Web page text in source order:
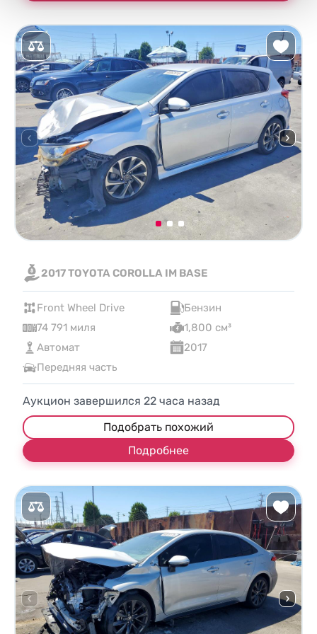
2017 TOYOTA COROLLA IM BASE
Front Wheel Drive
Бензин
74 791 миля
1,800 см³
Автомат
2017
Передняя часть
Аукцион завершился 22 часа назад
Подобрать похожий
Подробнее